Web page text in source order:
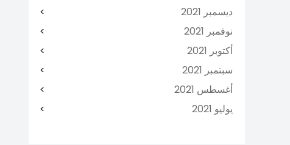
ديسمبر 2021
نوفمبر 2021
أكتوبر 2021
سبتمبر 2021
أغسطس 2021
يوليو 2021